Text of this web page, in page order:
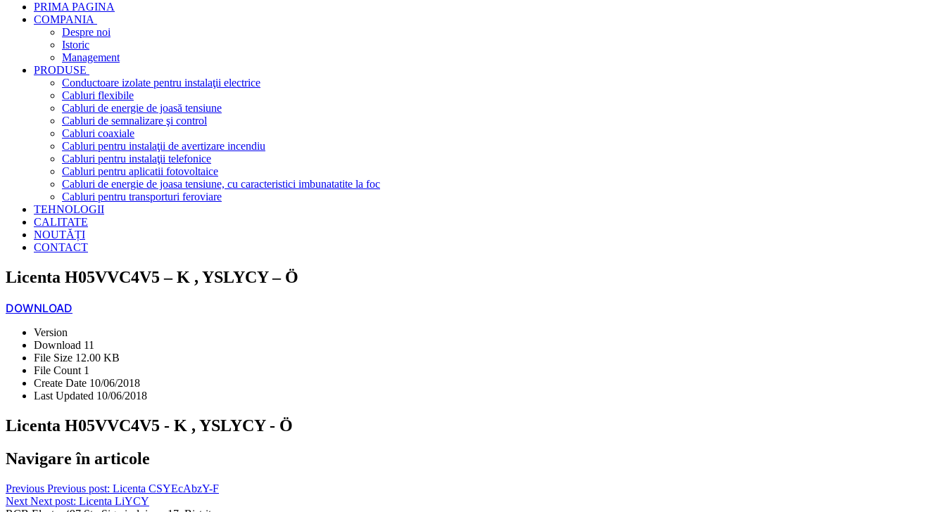
PRIMA PAGINA
COMPANIA
Despre noi
Istoric
Management
PRODUSE
Conductoare izolate pentru instalaţii electrice
Cabluri flexibile
Cabluri de energie de joasă tensiune
Cabluri de semnalizare şi control
Cabluri coaxiale
Cabluri pentru instalaţii de avertizare incendiu
Cabluri pentru instalaţii telefonice
Cabluri pentru aplicatii fotovoltaice
Cabluri de energie de joasa tensiune, cu caracteristici imbunatatite la foc
Cabluri pentru transporturi feroviare
TEHNOLOGII
CALITATE
NOUTĂȚI
CONTACT
Licenta H05VVC4V5 – K , YSLYCY – Ö
DOWNLOAD
Version
Download 11
File Size 12.00 KB
File Count 1
Create Date 10/06/2018
Last Updated 10/06/2018
Licenta H05VVC4V5 - K , YSLYCY - Ö
Navigare în articole
Previous Previous post: Licenta CSYEcAbzY-F
Next Next post: Licenta LiYCY